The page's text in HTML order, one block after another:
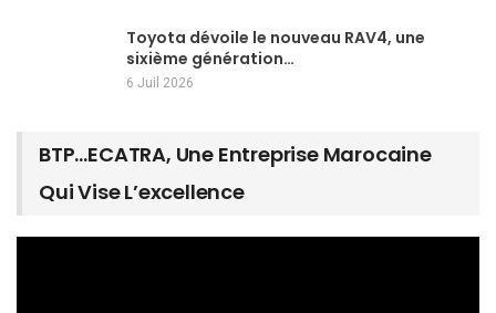
Toyota dévoile le nouveau RAV4, une
sixième génération…
6 Juil 2026
BTP…ECATRA, Une Entreprise Marocaine
Qui Vise L’excellence